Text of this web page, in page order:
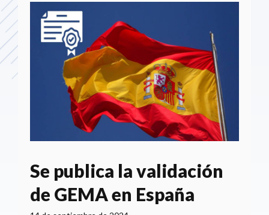
Se publica la validación
de GEMA en España